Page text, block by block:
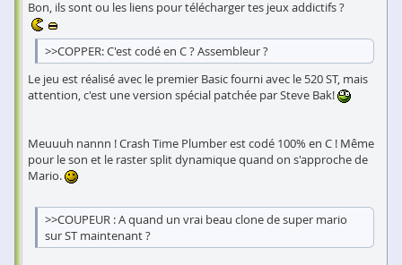
Bon, ils sont ou les liens pour télécharger tes jeux addictifs ?
>>COPPER: C'est codé en C ? Assembleur ?
Le jeu est réalisé avec le premier Basic fourni avec le 520 ST, mais
attention, c'est une version spécial patchée par Steve Bak!
Meuuuh nannn ! Crash Time Plumber est codé 100% en C ! Même
pour le son et le raster split dynamique quand on s'approche de
Mario.
>>COUPEUR : A quand un vrai beau clone de super mario
sur ST maintenant ?